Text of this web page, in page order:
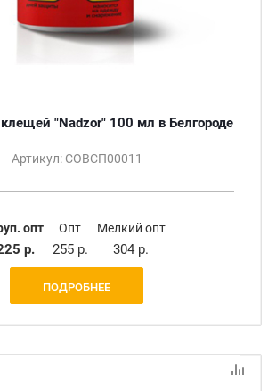
"Nadzor" 100 мл в Белгороде
Артикул: СОВСП00011
опт
р.
Опт
255 р.
Мелкий опт
304 р.
ПОДРОБНЕЕ